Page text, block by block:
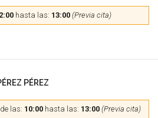
hasta las: 13:00 (Previa cita)
PÉREZ
las: 10:00 hasta las: 13:00 (Previa cita)